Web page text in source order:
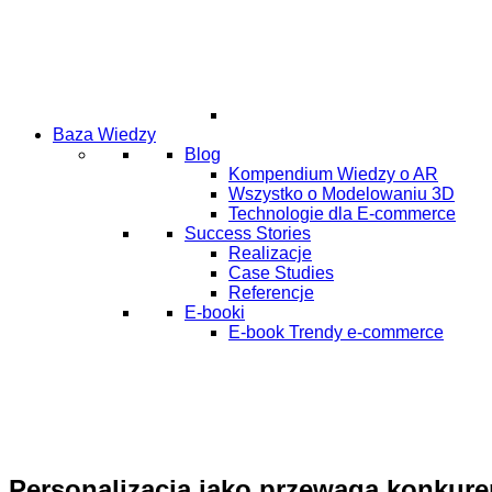
Baza Wiedzy
Blog
Kompendium Wiedzy o AR
Wszystko o Modelowaniu 3D
Technologie dla E-commerce
Success Stories
Realizacje
Case Studies
Referencje
E-booki
E-book Trendy e-commerce